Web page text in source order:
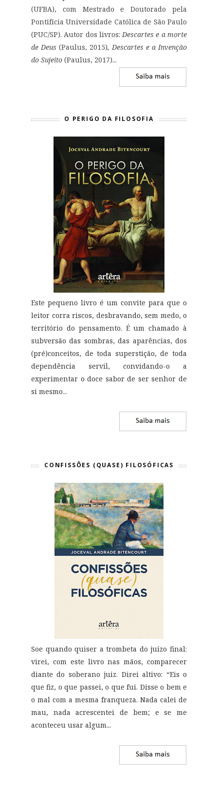
(UFBA), com Mestrado e Doutorado pela
Pontifícia Universidade Católica de São Paulo
(PUC/SP). Autor dos livros:Descartes e a morte
de Deus (Paulus, 2015), Descartes e a Invenção
do Sujeito (Paulus, 2017)...
O PERIGO DA FILOSOFIA
Este pequeno livro é um convite para que o
leitor corra riscos, desbravando, sem medo, o
território do pensamento. É um chamado à
subversão das sombras, das aparências, dos
(pré)conceitos, de toda superstição, de toda
dependência servil, convidando-o a
experimentar o doce sabor de ser senhor de
si mesmo...
CONFISSÕES (QUASE) FILOSÓFICAS
Soe quando quiser a trombeta do juízo final:
virei, com este livro nas mãos, comparecer
diante do soberano juiz. Direi altivo: “Eis o
que fiz, o que passei, o que fui. Disse o bem e
o mal com a mesma franqueza. Nada calei de
mau, nada acrescentei de bem; e se me
aconteceu usar algum...